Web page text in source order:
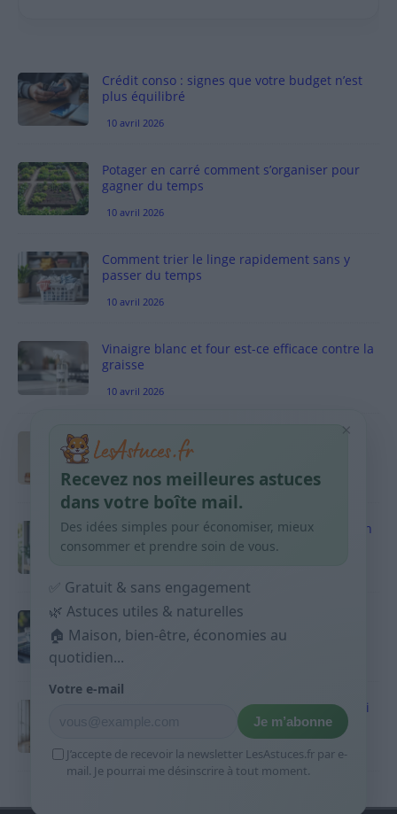
Crédit conso : signes que votre budget n’est
plus équilibré
10 avril 2026
Potager en carré comment s’organiser pour
gagner du temps
10 avril 2026
Comment trier le linge rapidement sans y
passer du temps
10 avril 2026
Vinaigre blanc et four est-ce efficace contre la
graisse
10 avril 2026
Taches pigmentaires : routine simple +
habitudes qui aident
9 avril 2026
Produits ménagers : comment économiser en
courses sans acheter 10 sprays
Budget mensuel : méthode rapide pour
répartir son salaire dès le jour de paie
9 avril 2026
Sport 10 minutes par jour est-ce utile et quoi
9 avril 2026
×
Recevez nos meilleures astuces
dans votre boîte mail.
Des idées simples pour économiser, mieux
consommer et prendre soin de vous.
✅ Gratuit & sans engagement
🌿 Astuces utiles & naturelles
🏠 Maison, bien-être, économies au
quotidien...
Votre e-mail
Je m’abonne
J’accepte de recevoir la newsletter LesAstuces.fr par e-
mail. Je pourrai me désinscrire à tout moment.